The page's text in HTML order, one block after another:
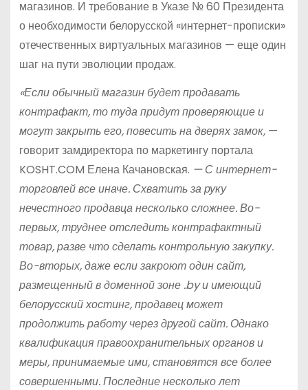
магазинов. И требование в Указе № 60 Президента
о необходимости белорусской «интернет-прописки»
отечественных виртуальных магазинов — еще один
шаг на пути эволюции продаж.
«Если обычный магазин будет продавать
контрафакт, то туда придут проверяющие и
могут закрыть его, повесить на дверях замок,—
говорит замдиректора по маркетингу портала
KOSHT.COM Елена Качановская. — С интернет-
торговлей все иначе. Схватить за руку
нечестного продавца несколько сложнее. Во-
первых, труднее отследить контрафактный
товар, разве что сделать контрольную закупку.
Во-вторых, даже если закроют один сайт,
размещенный в доменной зоне .by и имеющий
белорусский хостинг, продавец может
продолжить работу через другой сайт. Однако
квалификация правоохранительных органов и
меры, принимаемые ими, становятся все более
совершенными. Последние несколько лет